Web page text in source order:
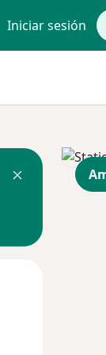
Iniciar sesión